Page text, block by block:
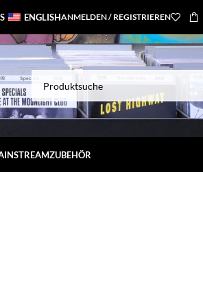
ENGLISHANMELDEN / REGISTRIEREN
ZUBEHÖR